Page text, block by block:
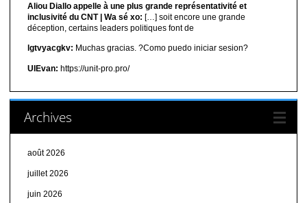
Aliou Diallo appelle à une plus grande représentativité et
inclusivité du CNT | Wa sé xo: […] soit encore une grande
déception, certains leaders politiques font de
lgtvyacgkv: Muchas gracias. ?Como puedo iniciar sesion?
UIEvan: https://unit-pro.pro/
Archives
août 2026
juillet 2026
juin 2026